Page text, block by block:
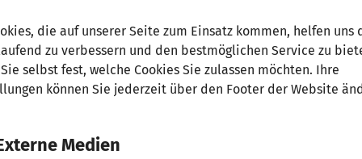
die auf unserer Seite zum Einsatz kommen, helfen uns
zu verbessern und den bestmöglichen Service zu
selbst fest, welche Cookies Sie zulassen möchten. Ihre
können Sie jederzeit über den Footer der Website
Medien
Quelle in den Cookie-Einstellungen
Akzeptieren